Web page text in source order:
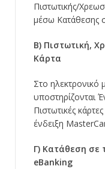
Πιστωτικής/
μέσω Κατάθεσης
Β) Πιστωτική,
Κάρτα
Στο ηλεκτρονικό
υποστηρίζονται
Πιστωτικές
ένδειξη
Γ) Κατάθεση σε
eBanking